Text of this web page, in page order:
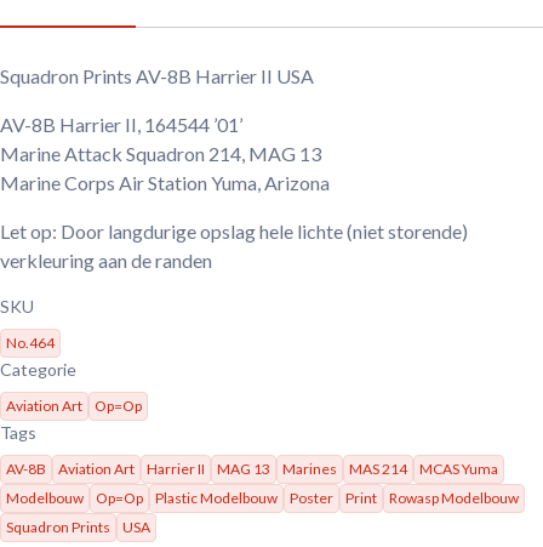
Squadron Prints AV-8B Harrier II USA
AV-8B Harrier II, 164544 ’01’
Marine Attack Squadron 214, MAG 13
Marine Corps Air Station Yuma, Arizona
Let op: Door langdurige opslag hele lichte (niet storende)
verkleuring aan de randen
SKU
No.464
Categorie
Aviation Art Op=Op
Tags
AV-8B Aviation Art Harrier II MAG 13 Marines MAS 214
MCAS Yuma
Modelbouw
Op=Op Plastic Modelbouw Poster Print
Rowasp Modelbouw
Squadron Prints
USA